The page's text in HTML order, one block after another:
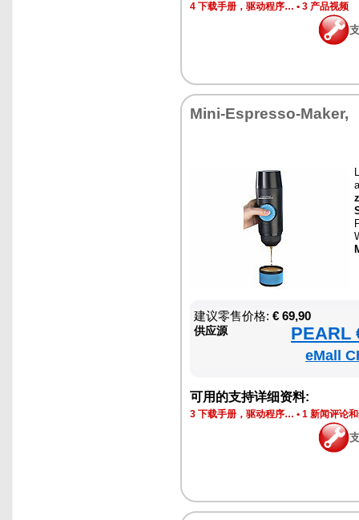
4 下载手册，驱动程序… • 3 产品视频
Mini-Espresso-Maker,
建议零售价格: € 69,90
供应源 PEARL
eMall
可用的支持详细资料:
3 下载手册，驱动程序… • 1 新闻评论